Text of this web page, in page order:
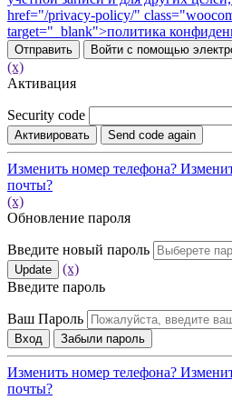
href="/privacy-policy/"
target="_blank">политика
Отправить Войти с помощью
(x)
Активация
Security code
Активировать Send code again
Изменить номер телефона?
почты?
(x)
Обновление пароля
Введите новый пароль
Update
(x)
Введите пароль
Ваш Пароль
Вход Забыли пароль
Изменить номер телефона?
почты?